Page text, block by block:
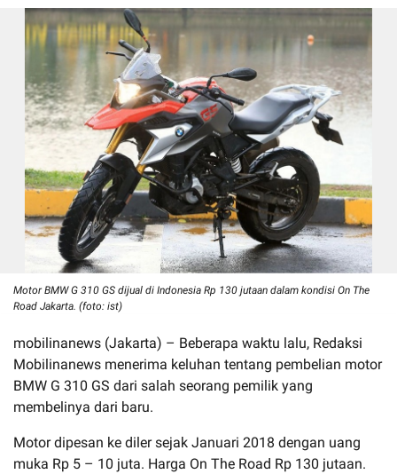
Motor BMW G 310 GS dijual di Indonesia Rp 130 jutaan dalam kondisi On The
Road Jakarta. (foto: ist)
mobilinanews (Jakarta) – Beberapa waktu lalu, Redaksi
Mobilinanews menerima keluhan tentang pembelian motor
BMW G 310 GS dari salah seorang pemilik yang
membelinya dari baru.
Motor dipesan ke diler sejak Januari 2018 dengan uang
muka Rp 5 – 10 juta. Harga On The Road Rp 130 jutaan.